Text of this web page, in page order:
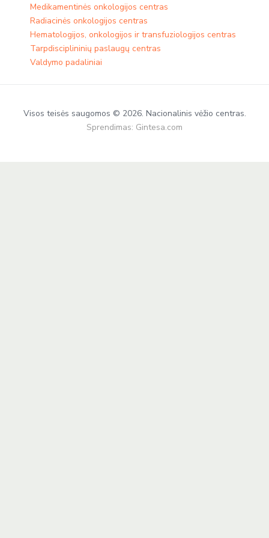
Medikamentinės onkologijos centras​
Radiacinės onkologijos centras
Hematologijos, onkologijos ir transfuziologijos centras
Tarpdisciplininių paslaugų centras
Valdymo padaliniai
Visos teisės saugomos © 2026. Nacionalinis vėžio centras.
Sprendimas: Gintesa.com